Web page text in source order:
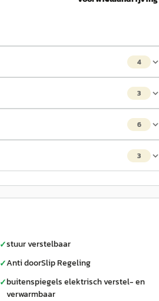
4
3
6
3
✓stuur verstelbaar
✓Anti doorSlip Regeling
✓buitenspiegels elektrisch verstel- en
verwarmbaar